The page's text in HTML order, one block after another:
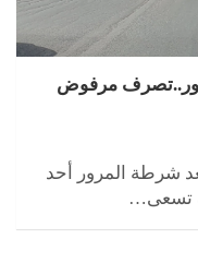
مرفوض
شرطة المرور أحد
تسعى…